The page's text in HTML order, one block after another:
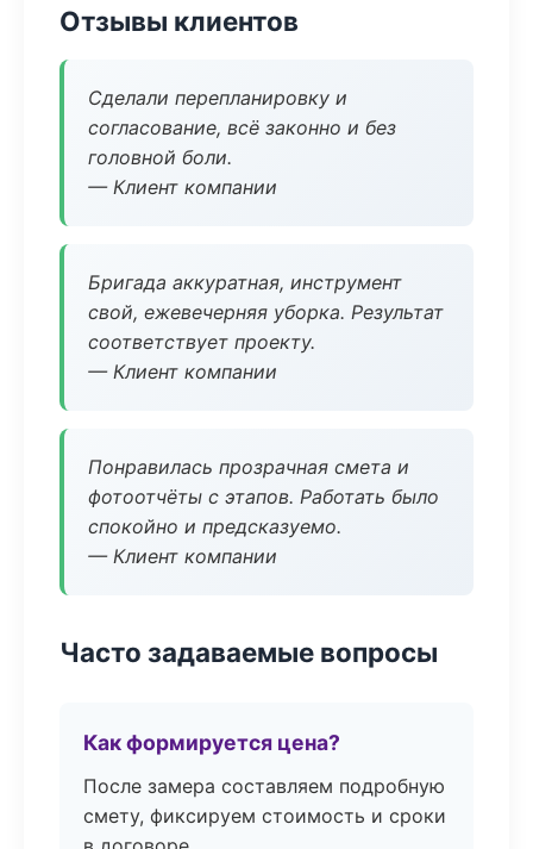
Отзывы клиентов
Сделали перепланировку и
согласование, всё законно и без
головной боли.
— Клиент компании
Бригада аккуратная, инструмент
свой, ежевечерняя уборка. Результат
соответствует проекту.
— Клиент компании
Понравилась прозрачная смета и
фотоотчёты с этапов. Работать было
спокойно и предсказуемо.
— Клиент компании
Часто задаваемые вопросы
Как формируется цена?
После замера составляем подробную
смету, фиксируем стоимость и сроки